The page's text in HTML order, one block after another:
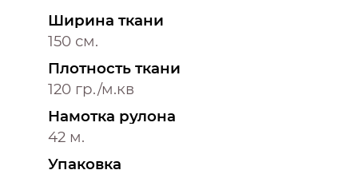
Ширина ткани
150 см.
Плотность ткани
120 гр./м.кв
Намотка рулона
42 м.
Упаковка